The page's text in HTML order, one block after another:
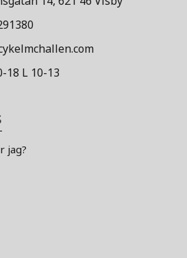
18 L 10-13
jag?